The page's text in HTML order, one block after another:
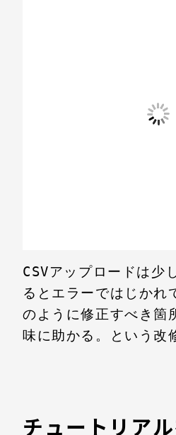
CSVアップロードは少
るとエラーではじかれ
のように修正すべき箇
味に助かる。という改
チュートリア